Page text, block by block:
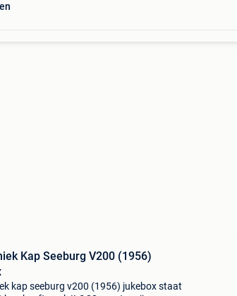
Kap Seeburg V200 (1956)
kap seeburg v200 (1956) jukebox staat